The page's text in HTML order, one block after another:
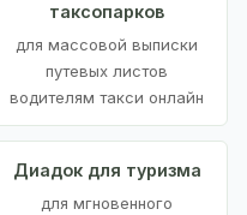
таксопарков
для массовой выписки
путевых листов
водителям такси онлайн
Диадок для туризма
для мгновенного